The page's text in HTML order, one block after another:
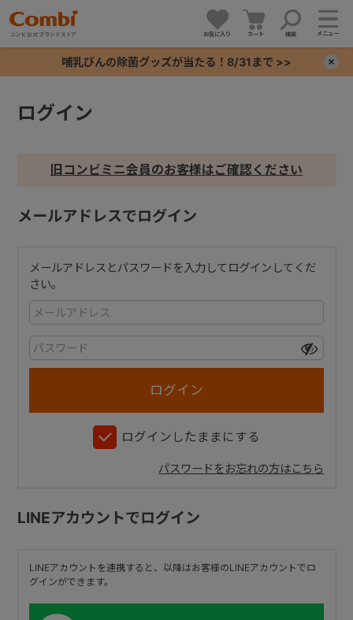
お気に入り カート 検索 メニュー
哺乳びんの除菌グッズが当たる！8/31まで >>
ログイン
旧コンビミニ会員のお客様はご確認ください
メールアドレスでログイン
メールアドレスとパスワードを入力してログインしてくだ
さい。
ログインしたままにする
パスワードをお忘れの方はこちら
LINEアカウントでログイン
LINEアカウントを連携すると、以降はお客様のLINEアカウントでロ
グインができます。